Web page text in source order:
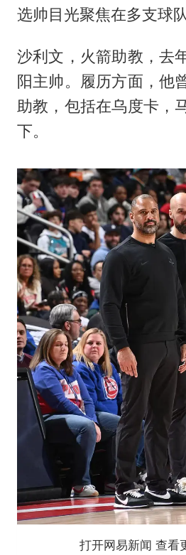
选帅目光聚焦在多支球
沙利文，火箭助教，去
阳主帅。履历方面，他
助教，包括在乌度卡，
下。
打开网易新闻 查看